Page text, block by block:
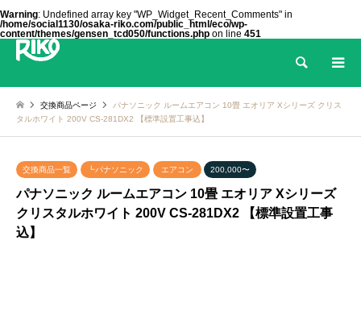
Warning: Undefined array key "WP_Widget_Recent_Comments" in
/home/social1130/osaka-riko.com/public_html/eco/wp-
content/themes/gensen_tcd050/functions.php on line 451
検索
交換商品ページ
パナソニック ルームエアコン 10畳 エオリア Xシリーズ クリス
タルホワイト 200V CS-281DX2 【標準設置工事込】
交換商品一覧 ┗パナソニック エアコン 200,000〜
パナソニック ルームエアコン 10畳 エオリア Xシリーズ
クリスタルホワイト 200V CS-281DX2 【標準設置工事
込】